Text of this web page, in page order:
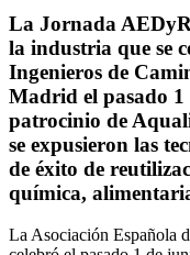
La Jornada
la industria que se
Ingenieros de
Madrid el pasado
patrocinio de
se expusieron las
de éxito de
química,
La Asociación Española